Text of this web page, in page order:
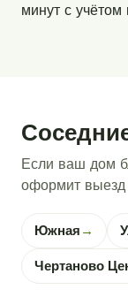
минут с учётом
Если ваш дом
оформит
Южная →
Чертаново